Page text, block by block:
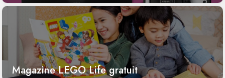
Magazine LEGO Life gratuit